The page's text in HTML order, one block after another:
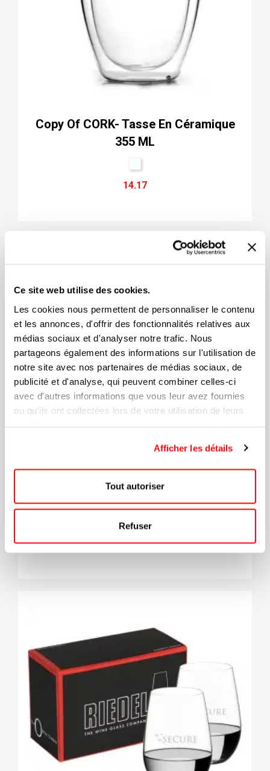
Ce site web utilise des cookies.
Les cookies nous permettent de personnaliser le contenu
et les annonces, d'offrir des fonctionnalités relatives aux
médias sociaux et d'analyser notre trafic. Nous
partageons également des informations sur l'utilisation de
notre site avec nos partenaires de médias sociaux, de
publicité et d'analyse, qui peuvent combiner celles-ci
avec d'autres informations que vous leur avez fournies
ou qu'ils ont collectées lors de votre utilisation de leurs
Afficher les détails
Tout autoriser
Refuser
Copy Of CORK- Tasse En Céramique
355 ML
14.17
Copy Of Ensemble De Verres À Vin
BLANC Sans Pied RIEDEL®
46.48